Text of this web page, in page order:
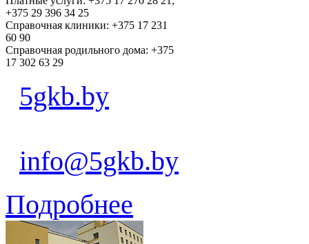
+375 29 396 34 25
Справочная клиники: +375 17 231
60 90
Справочная родильного дома: +375
17 302 63 29
5gkb.by
info@5gkb.by
Подробнее